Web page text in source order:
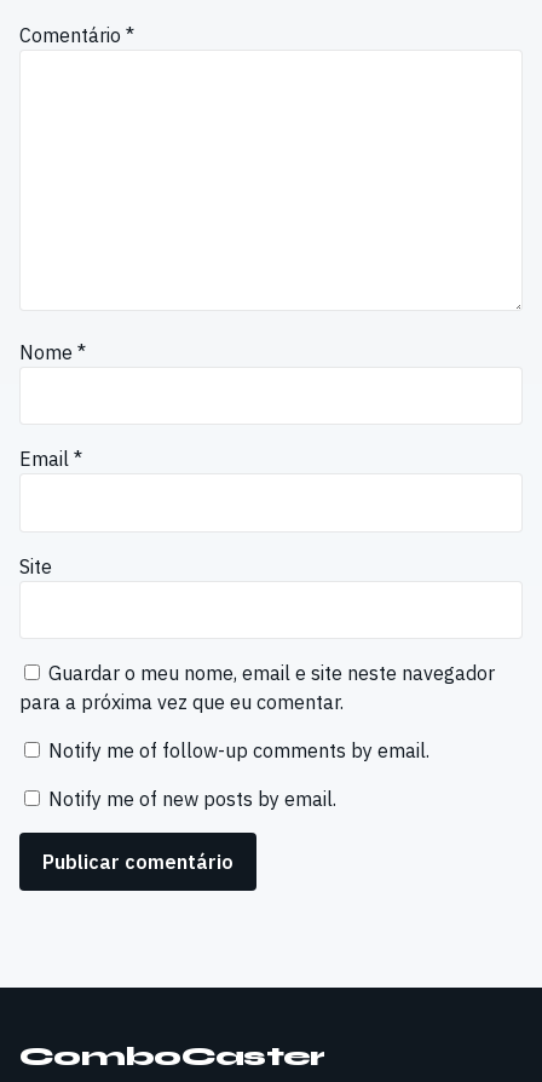
Comentário *
Nome *
Email *
Site
Guardar o meu nome, email e site neste navegador
para a próxima vez que eu comentar.
Notify me of follow-up comments by email.
Notify me of new posts by email.
ComboCaster